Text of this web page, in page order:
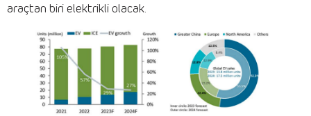
araçtan biri elektrikli olacak.